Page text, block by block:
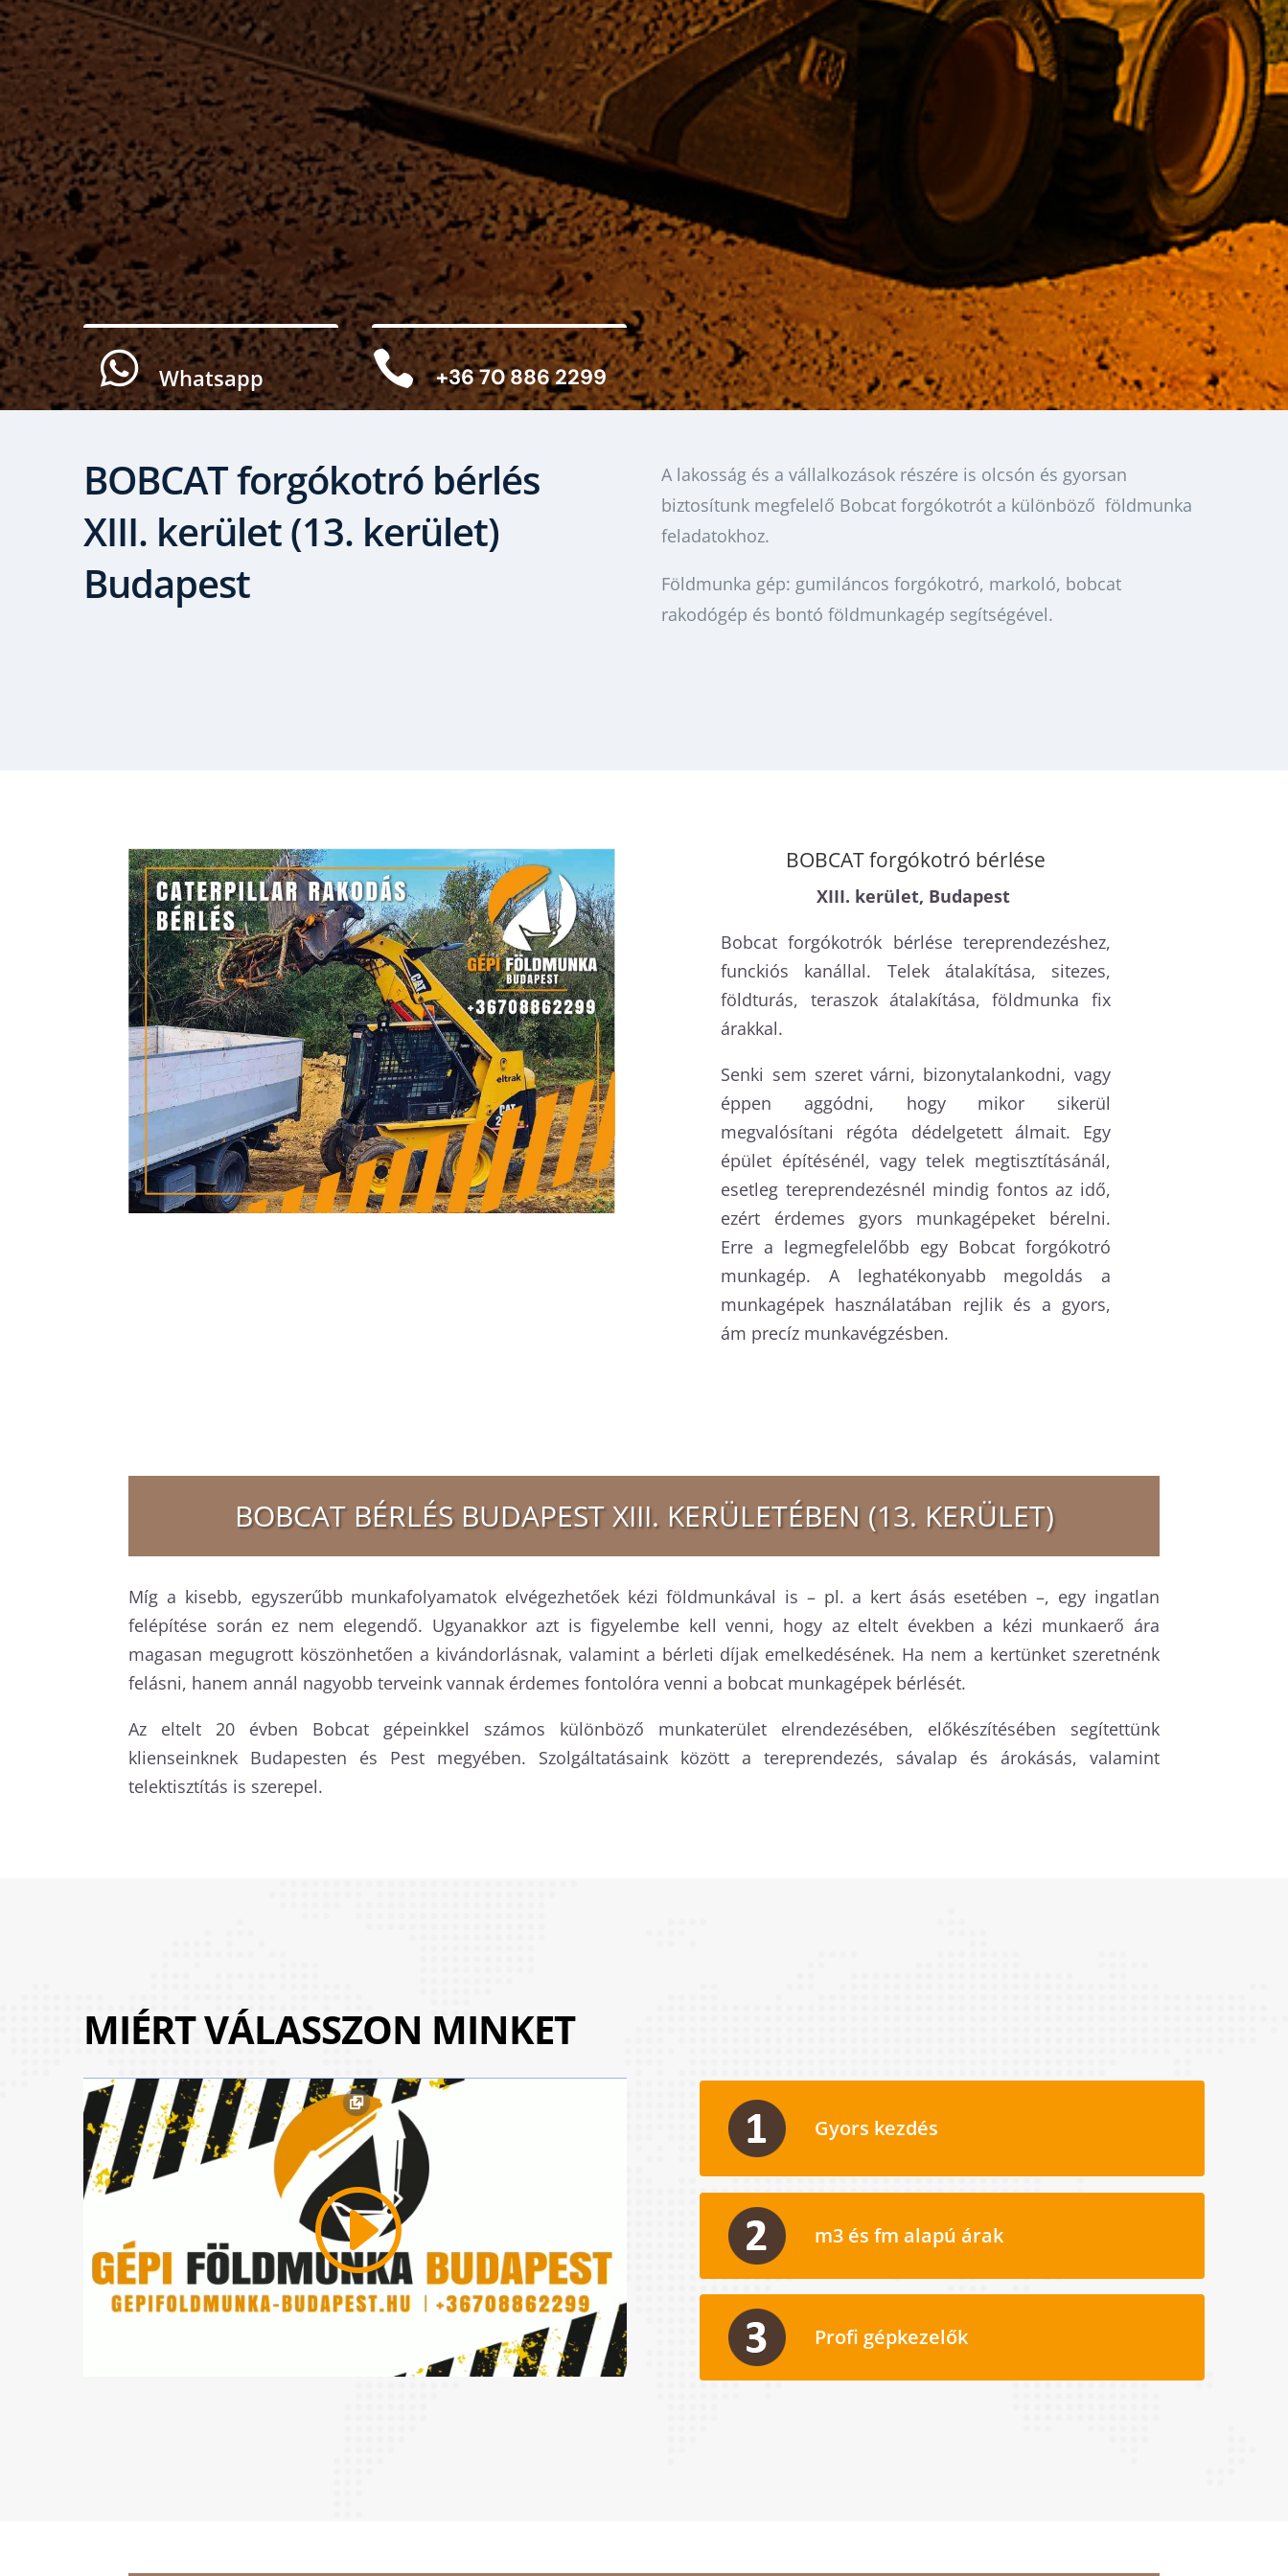
 Whatsapp  +36 70 886 2299
BOBCAT forgókotró bérlés
XIII. kerület (13. kerület)
Budapest
A lakosság és a vállalkozások részére is olcsón és gyorsan
biztosítunk megfelelő Bobcat forgókotrót a különböző földmunka
feladatokhoz.
Földmunka gép: gumiláncos forgókotró, markoló, bobcat
rakodógép és bontó földmunkagép segítségével.
BOBCAT forgókotró bérlése
XIII. kerület, Budapest
Bobcat forgókotrók bérlése tereprendezéshez,
funckiós kanállal. Telek átalakítása, sitezes,
földturás, teraszok átalakítása, földmunka fix
árakkal.
Senki sem szeret várni, bizonytalankodni, vagy
éppen aggódni, hogy mikor sikerül
megvalósítani régóta dédelgetett álmait. Egy
épület építésénél, vagy telek megtisztításánál,
esetleg tereprendezésnél mindig fontos az idő,
ezért érdemes gyors munkagépeket bérelni.
Erre a legmegfelelőbb egy Bobcat forgókotró
munkagép. A leghatékonyabb megoldás a
munkagépek használatában rejlik és a gyors,
ám precíz munkavégzésben.
BOBCAT BÉRLÉS BUDAPEST XIII. KERÜLETÉBEN (13. KERÜLET)
Míg a kisebb, egyszerűbb munkafolyamatok elvégezhetőek kézi földmunkával is – pl. a kert ásás esetében –, egy ingatlan
felépítése során ez nem elegendő. Ugyanakkor azt is figyelembe kell venni, hogy az eltelt években a kézi munkaerő ára
magasan megugrott köszönhetően a kivándorlásnak, valamint a bérleti díjak emelkedésének. Ha nem a kertünket szeretnénk
felásni, hanem annál nagyobb terveink vannak érdemes fontolóra venni a bobcat munkagépek bérlését.
Az eltelt 20 évben Bobcat gépeinkkel számos különböző munkaterület elrendezésében, előkészítésében segítettünk
klienseinknek Budapesten és Pest megyében. Szolgáltatásaink között a tereprendezés, sávalap és árokásás, valamint
telektisztítás is szerepel.
MIÉRT VÁLASSZON MINKET
Gyors kezdés
m3 és fm alapú árak
Profi gépkezelők